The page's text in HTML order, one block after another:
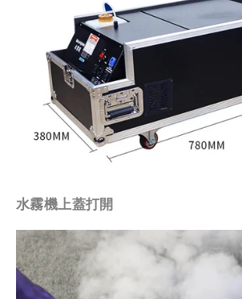
水霧機上蓋打開